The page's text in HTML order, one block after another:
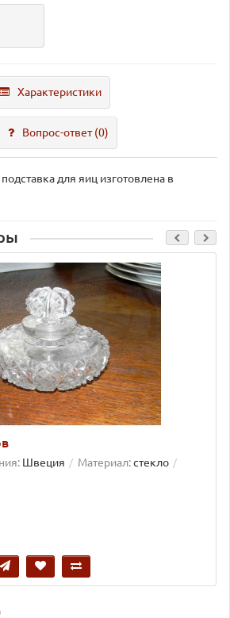
Характеристики
Вопрос-ответ(0)
для яиц изготовлена в
Швеция Материал:стекло